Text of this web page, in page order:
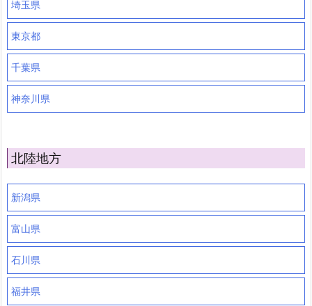
埼玉県
東京都
千葉県
神奈川県
北陸地方
新潟県
富山県
石川県
福井県